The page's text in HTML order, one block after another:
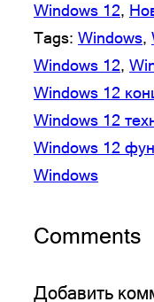
Windows 12,
Tags: Windows,
Windows 12,
Windows 12
Windows 12
Windows 12
Windows
Comments
Добавить